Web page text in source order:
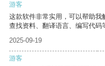
游客
这款软件非常实用，可以帮助
查找资料、翻译语言、编写代码
2025-09-19
游客